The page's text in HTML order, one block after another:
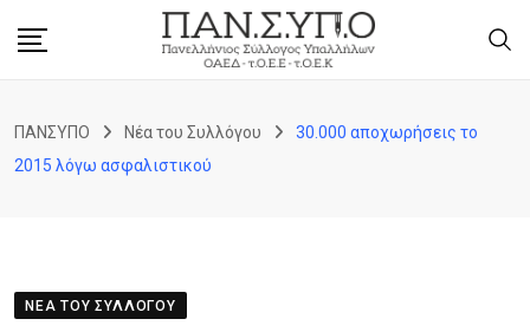
ΠΑΝΣΥΠΟ Νέα του Συλλόγου
30.000 αποχωρήσεις το
2015 λόγω ασφαλιστικού
ΝΈΑ ΤΟΥ ΣΥΛΛΌΓΟΥ